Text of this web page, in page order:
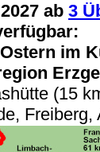
ab 3
im
(15